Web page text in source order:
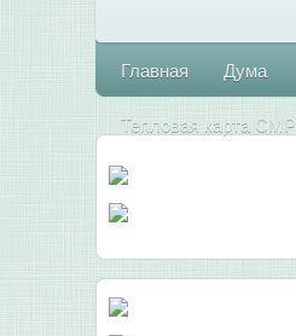
Главная Дума
Тепловая карта СМР